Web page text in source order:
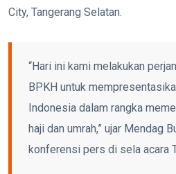
City, Tangerang Selatan.
“Hari ini kami melakukan
BPKH untuk
Indonesia dalam rangka
haji dan umrah,” ujar Mendag
konferensi pers di sela acara